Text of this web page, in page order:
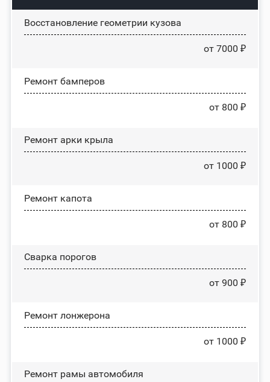
Восстановление геометрии кузова
от 7000 ₽
Ремонт бамперов
от 800 ₽
Ремонт арки крыла
от 1000 ₽
Ремонт капота
от 800 ₽
Сварка порогов
от 900 ₽
Ремонт лонжерона
от 1000 ₽
Ремонт рамы автомобиля